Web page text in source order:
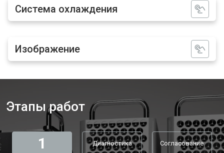
Система охлаждения
Изображение
Этапы работ
1 Диагностика Согласование